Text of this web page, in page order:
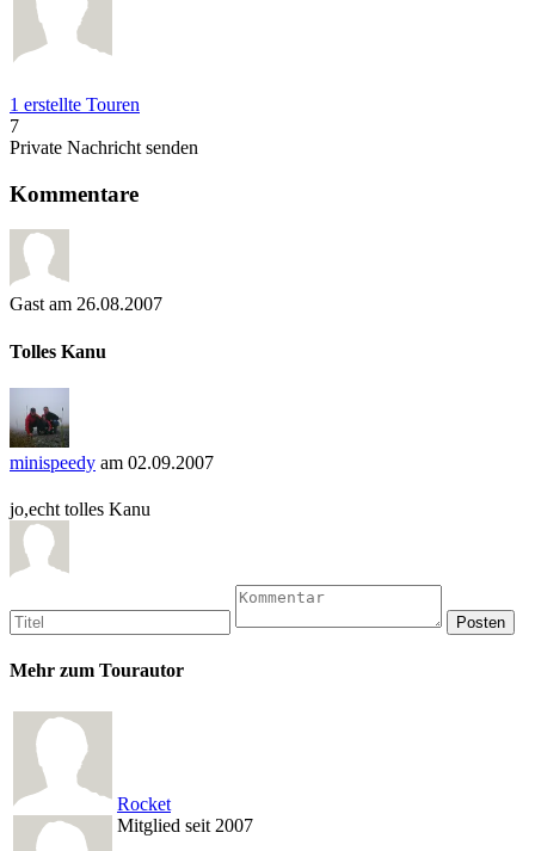
1 erstellte Touren
7
Private Nachricht senden
Kommentare
Gast am 26.08.2007
Tolles Kanu
minispeedy am 02.09.2007
jo,echt tolles Kanu
Mehr zum Tourautor
Rocket
Mitglied seit 2007